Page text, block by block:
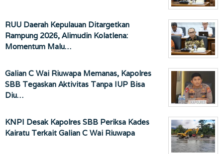
RUU Daerah Kepulauan Ditargetkan
Rampung 2026, Alimudin Kolatlena:
Momentum Malu…
Galian C Wai Riuwapa Memanas, Kapolres
SBB Tegaskan Aktivitas Tanpa IUP Bisa
Diu…
KNPI Desak Kapolres SBB Periksa Kades
Kairatu Terkait Galian C Wai Riuwapa